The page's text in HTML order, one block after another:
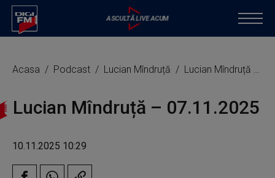
Acasa Podcast Lucian Mîndruță Lucian Mîndruță – 07.11.2025
Lucian Mîndruță – 07.11.2025
10.11.2025 10:29